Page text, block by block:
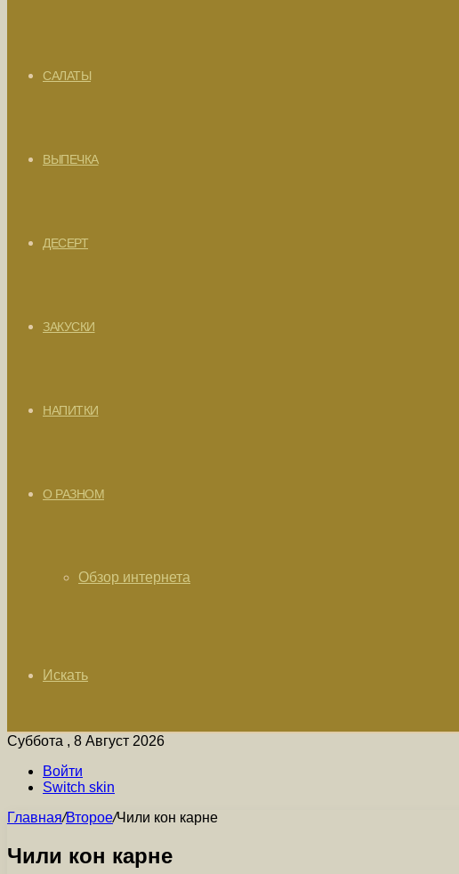
САЛАТЫ
ВЫПЕЧКА
ДЕСЕРТ
ЗАКУСКИ
НАПИТКИ
О РАЗНОМ
Обзор интернета
Искать
Суббота , 8 Август 2026
Войти
Switch skin
Главная/Второе/Чили кон карне
Чили кон карне